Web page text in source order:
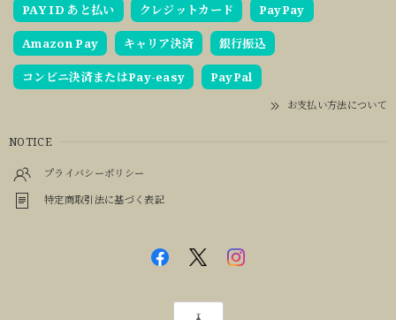
PAY ID あと払い
クレジットカード PayPay
Amazon Pay キャリア決済 銀行振込
コンビニ決済またはPay-easy PayPal
お支払い方法について
NOTICE
プライバシーポリシー
特定商取引法に基づく表記